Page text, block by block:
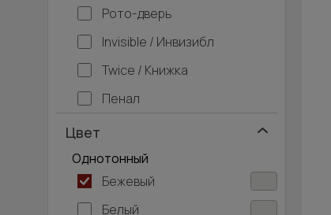
Рото-дверь
Invisible / Инвизибл
Twice / Книжка
Пенал
Цвет
Однотонный
Бежевый
Белый